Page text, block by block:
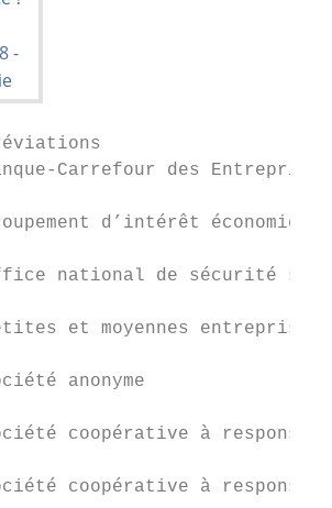
Carrefour des Entreprises
d’intérêt économique
national de sécurité
et moyennes entreprises
anonyme
coopérative à
coopérative à